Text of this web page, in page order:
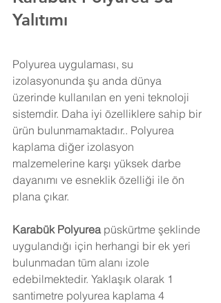
Yalıtımı
Polyurea uygulaması, su
izolasyonunda şu anda dünya
üzerinde kullanılan en yeni teknoloji
sistemdir. Daha iyi özelliklere sahip bir
ürün bulunmamaktadır.. Polyurea
kaplama diğer izolasyon
malzemelerine karşı yüksek darbe
dayanımı ve esneklik özelliği ile ön
plana çıkar.
Karabük Polyurea püskürtme şeklinde
uygulandığı için herhangi bir ek yeri
bulunmadan tüm alanı izole
edebilmektedir. Yaklaşık olarak 1
santimetre polyurea kaplama 4